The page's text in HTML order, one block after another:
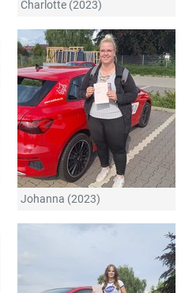
Charlotte (2023)
Johanna (2023)